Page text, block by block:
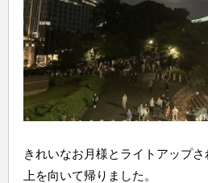
きれいなお月様とライトアップさ
上を向いて帰りました。